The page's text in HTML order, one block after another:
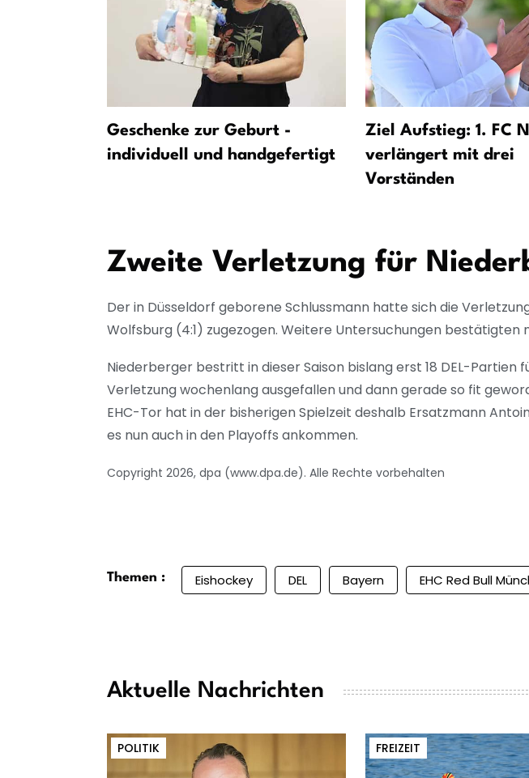
Geschenke zur Geburt -
individuell und handgefertigt
Ziel Aufstieg: 1. FC
verlängert mit drei
Vorständen
Zweite Verletzung für
Der in Düsseldorf geborene Schlussmann hatte sich die
Wolfsburg (4:1) zugezogen. Weitere Untersuchungen bestätigten
Niederberger bestritt in dieser Saison bislang erst 18 DEL-
Verletzung wochenlang ausgefallen und dann gerade so fit
EHC-Tor hat in der bisherigen Spielzeit deshalb Ersatzmann
es nun auch in den Playoffs ankommen.
Copyright 2026, dpa (www.dpa.de). Alle Rechte vorbehalten
Themen : Eishockey DEL Bayern EHC Red Bull
Aktuelle Nachrichten
POLITIK FREIZEIT